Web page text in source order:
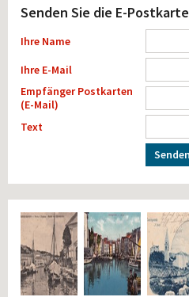
Senden Sie die E-Postkarte
Ihre Name
Ihre E-Mail
Empfänger Postkarten
(E-Mail)
Text